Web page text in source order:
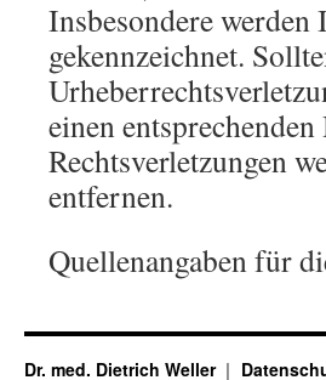
Insbesondere
gekennzeichnet.
einen
Rechtsverletzungen
entfernen.
Quellenangaben für
Dr. med. Dietrich Weller